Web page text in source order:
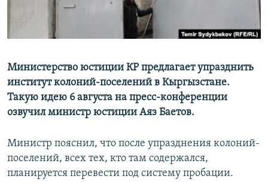
Министерство юстиции КР предлагает упразднить
институт колоний-поселений в Кыргызстане.
Такую идею 6 августа на пресс-конференции
озвучил министр юстиции Аяз Баетов.
Министр пояснил, что после упразднения колоний-
поселений, всех тех, кто там содержался,
планируется перевести под систему пробации.